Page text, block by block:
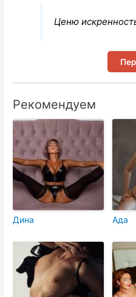
Ценю
Рекомендуем
Дина Ада